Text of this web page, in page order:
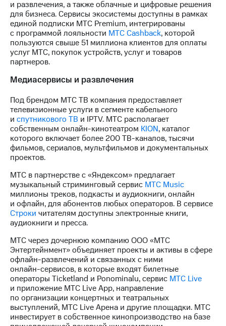
Другое
Регистратор
Реквизиты
Контакты
развитие
этика
На главную
и развлечения, а также облачные и цифровые решения
для бизнеса. Сервисы экосистемы доступны в рамках
единой подписки МТС Premium, интегрированы
с программой лояльности МТС Cashback, которой
пользуются свыше 51 миллиона клиентов для оплаты
услуг МТС, покупок устройств, услуг и товаров
партнеров.
Медиасервисы и развлечения
Под брендом МТС ТВ компания предоставляет
телевизионные услуги в сегменте кабельного
и спутникового ТВ и IPTV. МТС располагает
собственным онлайн-кинотеатром KION, каталог
которого включает более 200ТВ-каналов, тысячи
фильмов, сериалов, мультфильмов и документальных
проектов.
МТС в партнерстве с «Яндексом» предлагает
музыкальный стриминговый сервис МТС Music
миллионы треков, подкасты и аудиокниги, онлайн
и офлайн, для абонентов любых операторов. В сервисе
Строки читателям доступны электронные книги,
аудиокниги и пресса.
МТС через дочернюю компанию ООО «МТС
Энтертейнмент» объединяет проекты и активы в сфере
офлайн-развлечений и связанных с ними
онлайн-сервисов, в которые входят билетные
операторы Ticketland и Ponominalu, сервис МТС Live
и приложение МТС Live App, направление
по организации концертных и театральных
выступлений, МТС Live Арена и другие площадки. МТС
инвестирует в собственное кинопроизводство на базе